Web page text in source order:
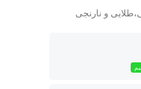
و نارنجی